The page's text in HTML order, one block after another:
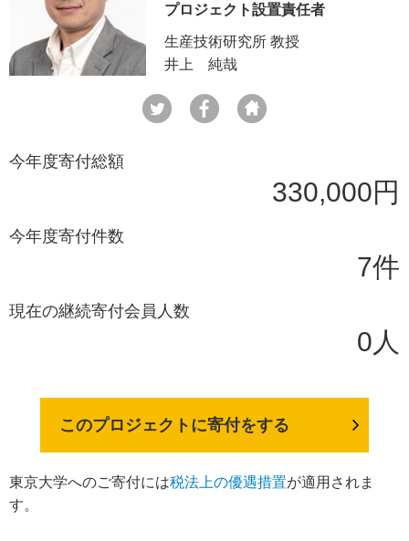
プロジェクト設置責任者
生産技術研究所 教授
井上 純哉
今年度寄付総額
330,000円
今年度寄付件数
7件
現在の継続寄付会員人数
0人
このプロジェクトに寄付をする
東京大学へのご寄付には税法上の優遇措置が適用されま
す。